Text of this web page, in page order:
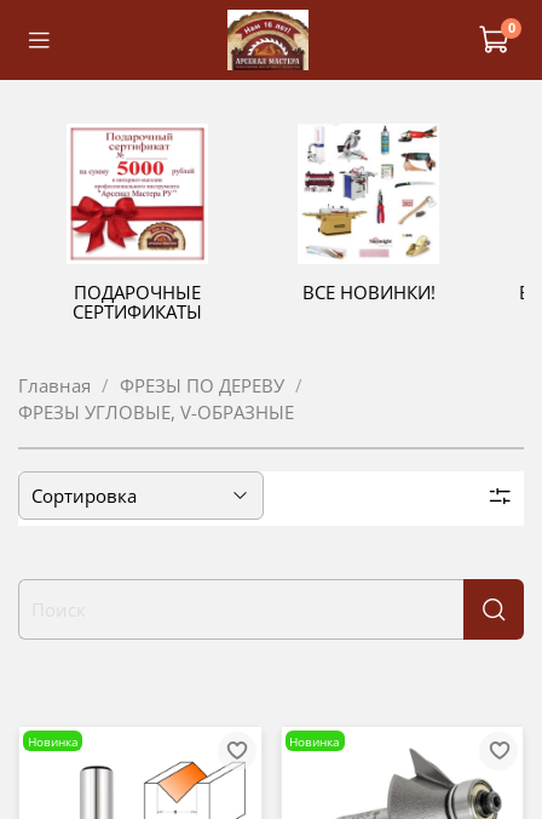
0
ПОДАРОЧНЫЕ
СЕРТИФИКАТЫ
ВСЕ НОВИНКИ!
Главная
ФРЕЗЫ ПО ДЕРЕВУ
ФРЕЗЫ УГЛОВЫЕ, V-ОБРАЗНЫЕ
Новинка Новинка